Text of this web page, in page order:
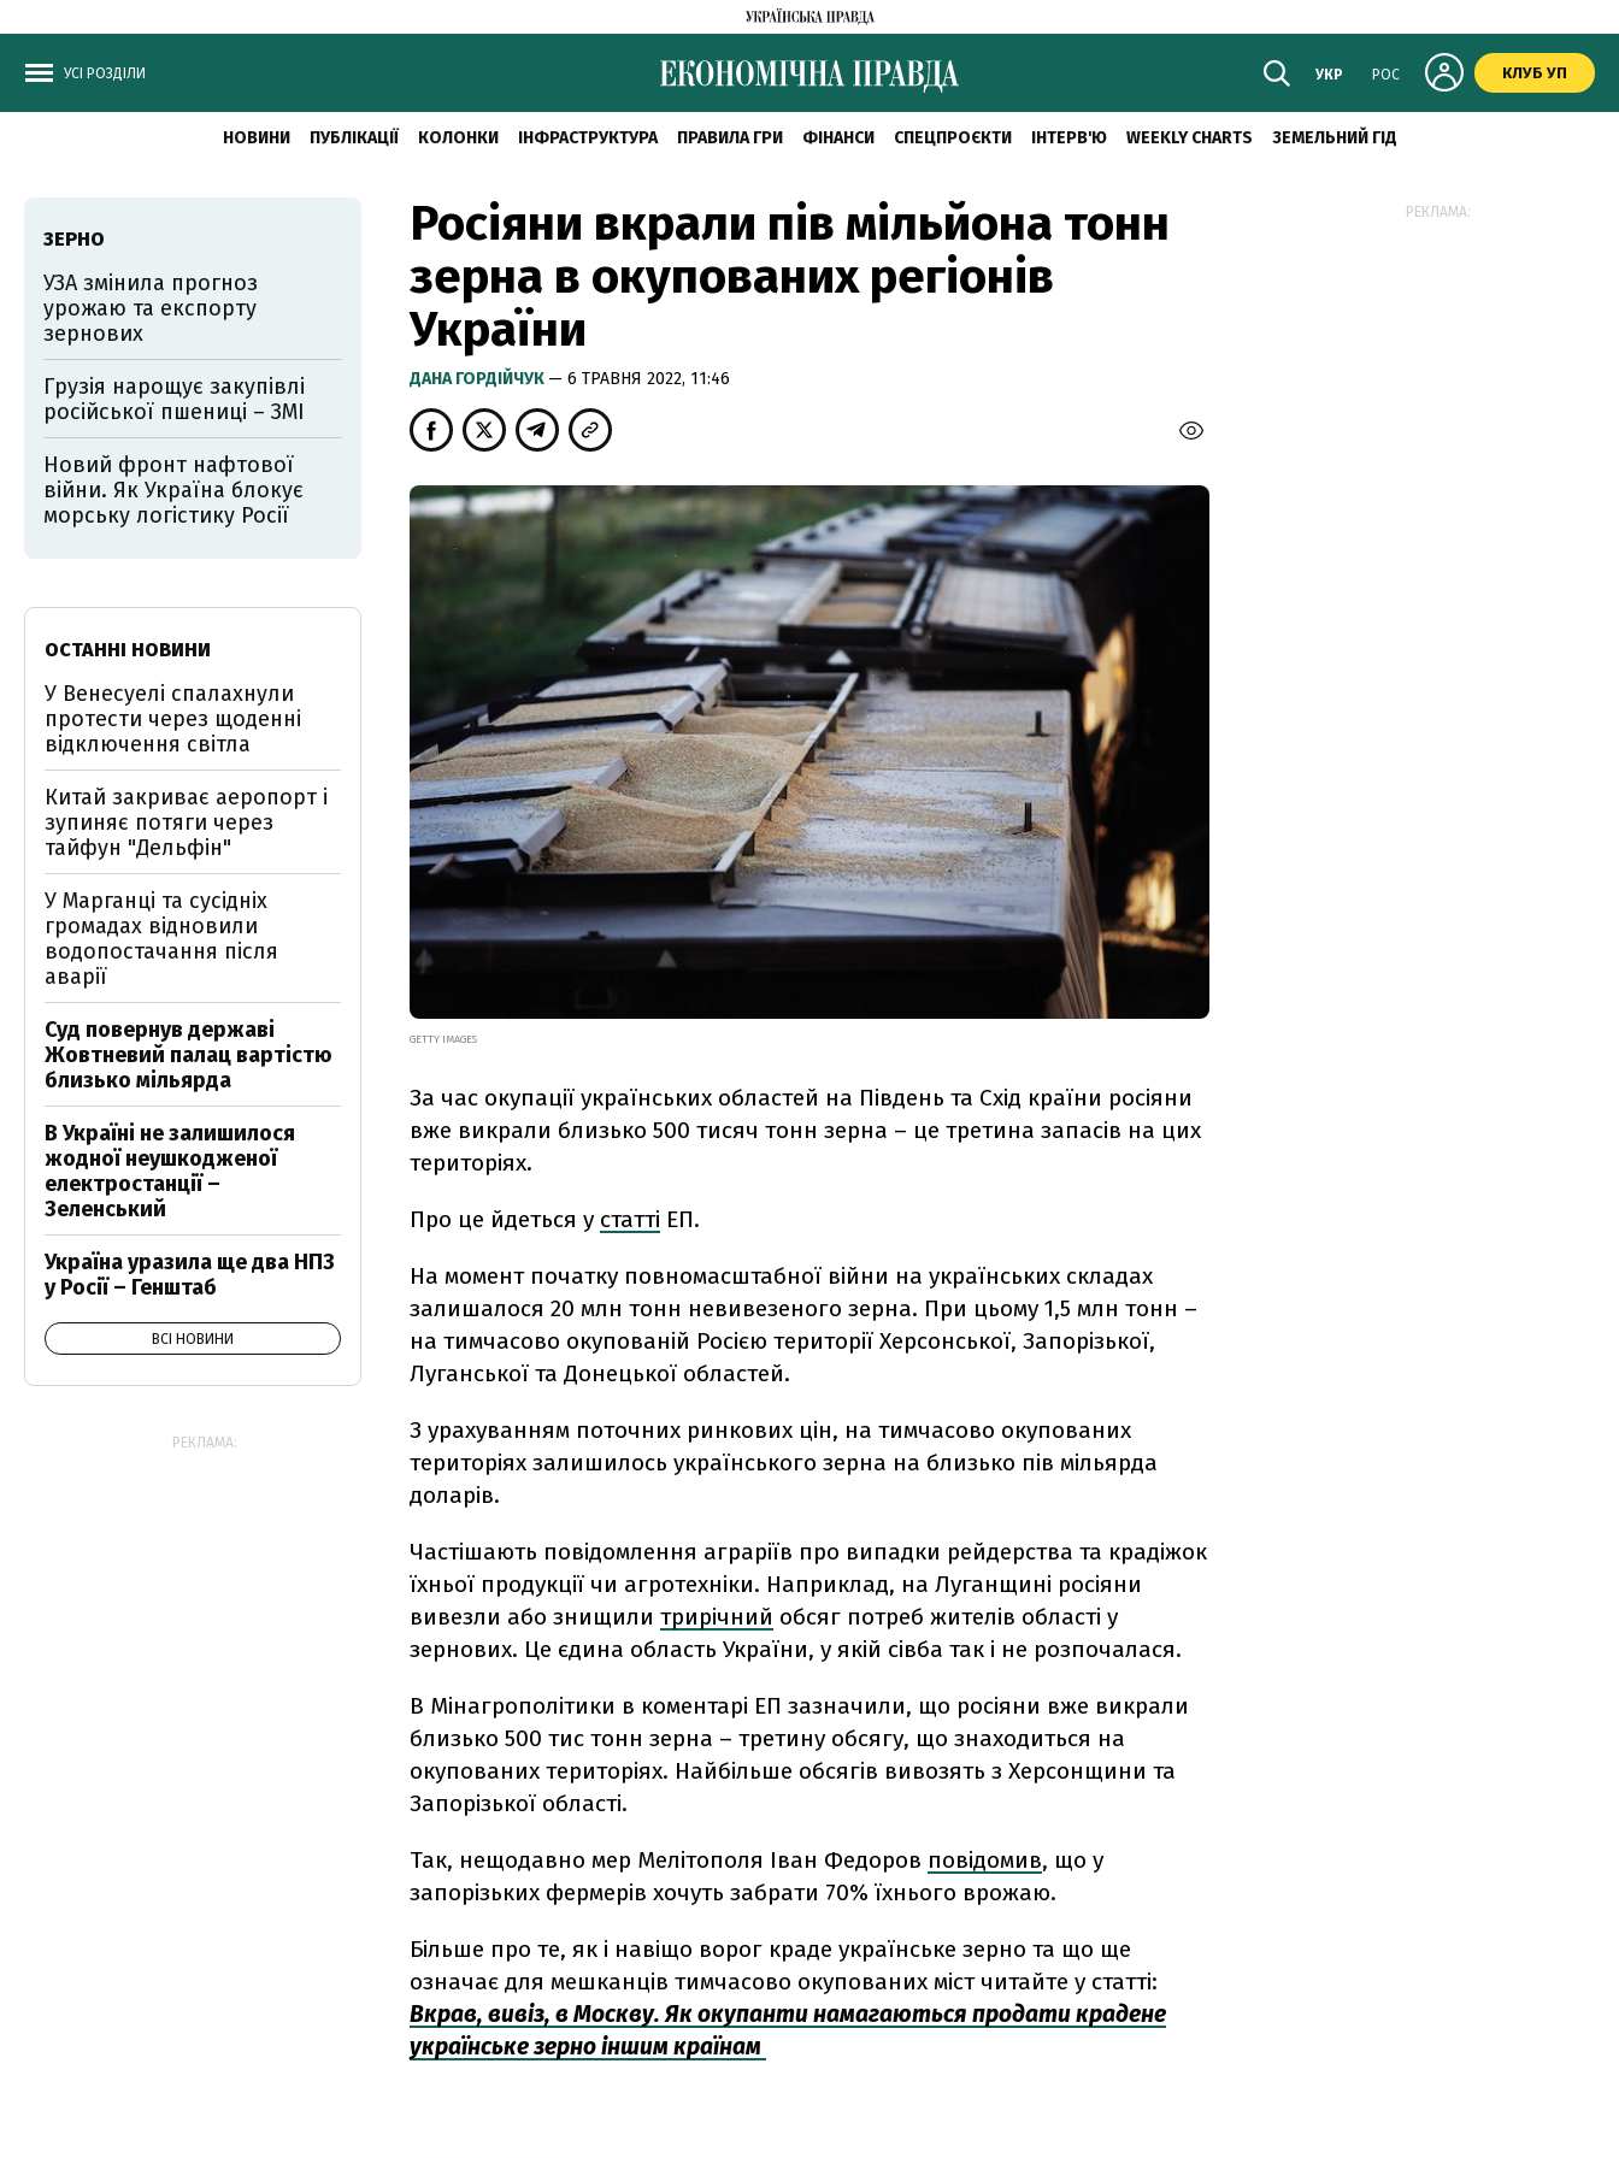
УСІ РОЗДІЛИ УКР РОС КЛУБ УП
НОВИНИ ПУБЛІКАЦІЇ КОЛОНКИ ІНФРАСТРУКТУРА ПРАВИЛА ГРИ ФІНАНСИ СПЕЦПРОЄКТИ ІНТЕРВ'Ю WEEKLY CHARTS ЗЕМЕЛЬНИЙ ГІД
Росіяни вкрали пів мільйона тонн
зерна в окупованих регіонів
України
ДАНА ГОРДІЙЧУК — 6 ТРАВНЯ 2022, 11:46
GETTY IMAGES
За час окупації українських областей на Південь та Схід країни росіяни
вже викрали близько 500 тисяч тонн зерна – це третина запасів на цих
територіях.
Про це йдеться у статті ЕП.
На момент початку повномасштабної війни на українських складах
залишалося 20 млн тонн невивезеного зерна. При цьому 1,5 млн тонн –
на тимчасово окупованій Росією території Херсонської, Запорізької,
Луганської та Донецької областей.
З урахуванням поточних ринкових цін, на тимчасово окупованих
територіях залишилось українського зерна на близько пів мільярда
доларів.
Частішають повідомлення аграріїв про випадки рейдерства та крадіжок
їхньої продукції чи агротехніки. Наприклад, на Луганщині росіяни
вивезли або знищили трирічний обсяг потреб жителів області у
зернових. Це єдина область України, у якій сівба так і не розпочалася.
В Мінагрополітики в коментарі ЕП зазначили, що росіяни вже викрали
близько 500 тис тонн зерна – третину обсягу, що знаходиться на
окупованих територіях. Найбільше обсягів вивозять з Херсонщини та
Запорізької області.
Так, нещодавно мер Мелітополя Іван Федоров повідомив, що у
запорізьких фермерів хочуть забрати 70% їхнього врожаю.
Більше про те, як і навіщо ворог краде українське зерно та що ще
означає для мешканців тимчасово окупованих міст читайте у статті:
Вкрав, вивіз, в Москву. Як окупанти намагаються продати крадене
українське зерно іншим країнам
ЗЕРНО
УЗА змінила прогноз
урожаю та експорту
зернових
Грузія нарощує закупівлі
російської пшениці – ЗМІ
Новий фронт нафтової
війни. Як Україна блокує
морську логістику Росії
ОСТАННІ НОВИНИ
У Венесуелі спалахнули
протести через щоденні
відключення світла
Китай закриває аеропорт і
зупиняє потяги через
тайфун "Дельфін"
У Марганці та сусідніх
громадах відновили
водопостачання після
аварії
Суд повернув державі
Жовтневий палац вартістю
близько мільярда
В Україні не залишилося
жодної неушкодженої
електростанції –
Зеленський
Україна уразила ще два НПЗ
у Росії – Генштаб
ВСІ НОВИНИ
РЕКЛАМА:
РЕКЛАМА: